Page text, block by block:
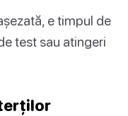
e timpul de
test sau atingeri